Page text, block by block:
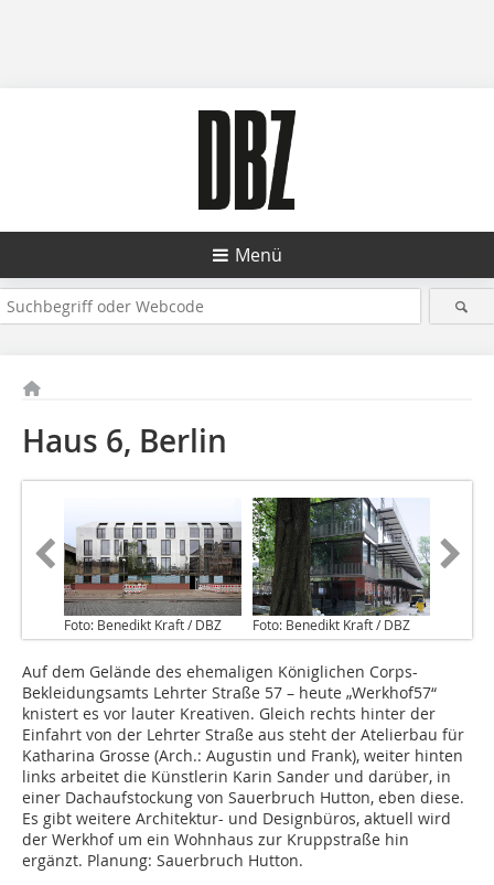
Menü
Haus 6, Berlin
Foto: Benedikt Kraft / DBZ Foto: Benedikt Kraft / DBZ
Auf dem Gelände des ehemaligen Königlichen Corps-
Bekleidungsamts Lehrter Straße 57 – heute „Werkhof57“
knistert es vor lauter Kreativen. Gleich rechts hinter der
Einfahrt von der Lehrter Straße aus steht der Atelierbau für
Katharina Grosse (Arch.: Augustin und Frank), weiter hinten
links arbeitet die Künstlerin Karin Sander und darüber, in
einer Dachaufstockung von Sauerbruch Hutton, eben diese.
Es gibt weitere Architektur- und De­signbüros, aktuell wird
der Werkhof um ein Wohnhaus zur Kruppstraße hin
ergänzt. Planung: Sauerbruch Hutton.